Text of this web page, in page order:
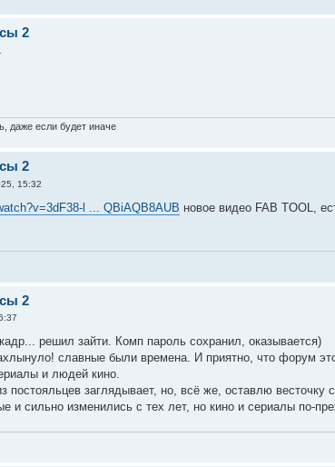
2
даже если будет иначе
2
15:32
l ... QBiAQB8AUB новое видео FAB TOOL,
2
решил зайти. Комп пароль сохранил, оказывается)
славные были времена. И приятно, что форум
и людей кино.
постояльцев заглядывает, но, всё же, оставлю весточку
и сильно изменились с тех лет, но кино и сериалы по-